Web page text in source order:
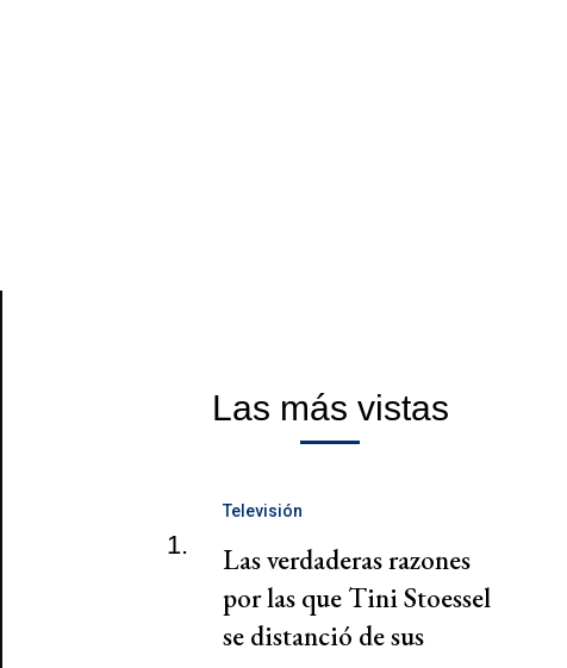
Las más vistas
1.
Televisión
Las verdaderas razones
por las que Tini Stoessel
se distanció de sus